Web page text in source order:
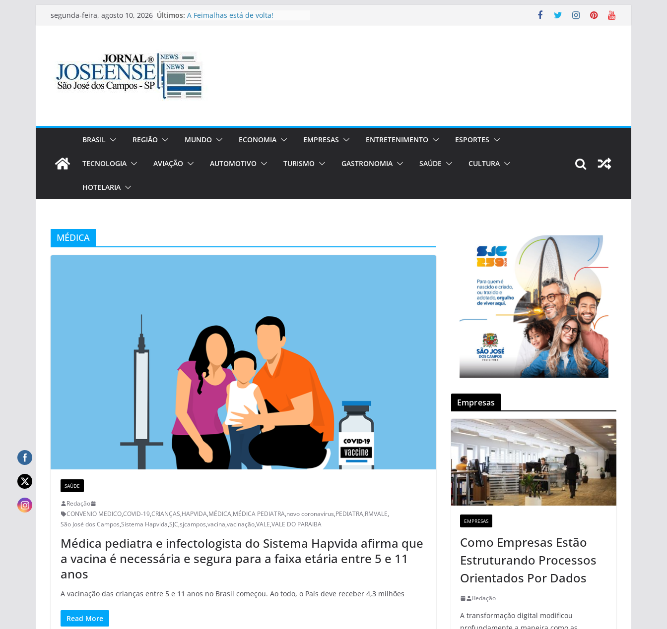
Pularsegunda-feira, agosto 10, 2026 Últimos: A Feimalhas está de volta!
impulsiona o turismo em Porto
Seguro com serviços de transfer,
passeios e traslados de alto padrão
Educa Mais Brasil bolsas –
lançadas vagas para o segundo
do vinho(experiências únicas e
BRASIL REGIÃO MUNDO ECONOMIA EMPRESAS ENTRETENIMENTO ESPORTES
TECNOLOGIA AVIAÇÃO AUTOMOTIVO TURISMO GASTRONOMIA SAÚDE CULTURA
HOTELARIA
MÉDICA
SAÚDE
Redação
CONVENIO MEDICO,COVID-19,CRIANÇAS,HAPVIDA,MÉDICA,MÉDICA PEDIATRA,novo coronavírus,PEDIATRA,RMVALE,
São José dos Campos,Sistema Hapvida,SJC,sjcampos,vacina,vacinação,VALE,VALE DO PARAIBA
Médica pediatra e infectologista do Sistema Hapvida afirma que
a vacina é necessária e segura para a faixa etária entre 5 e 11
anos
A vacinação das crianças entre 5 e 11 anos no Brasil começou. Ao todo, o País deve receber 4,3 milhões
Read More
Empresas
EMPRESAS
Como Empresas Estão
Estruturando Processos
Orientados Por Dados
Redação
A transformação digital modificou